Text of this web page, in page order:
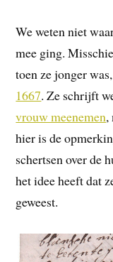
We weten niet
mee ging.
toen ze jonger
1667. Ze schrijft
vrouw meenemen,
hier is de
schertsen over de
het idee heeft dat
geweest.